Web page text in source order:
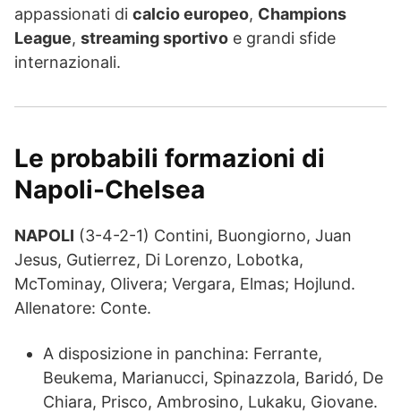
appassionati di calcio europeo, Champions
League, streaming sportivo e grandi sfide
internazionali.
Le probabili formazioni di
Napoli-Chelsea
NAPOLI (3-4-2-1) Contini, Buongiorno, Juan
Jesus, Gutierrez, Di Lorenzo, Lobotka,
McTominay, Olivera; Vergara, Elmas; Hojlund.
Allenatore: Conte.
A disposizione in panchina: Ferrante,
Beukema, Marianucci, Spinazzola, Baridó, De
Chiara, Prisco, Ambrosino, Lukaku, Giovane.